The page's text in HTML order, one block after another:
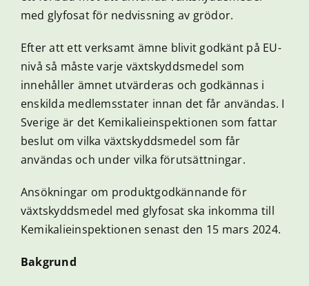
med glyfosat för nedvissning av grödor.
Efter att ett verksamt ämne blivit godkänt på EU-
nivå så måste varje växtskyddsmedel som
innehåller ämnet utvärderas och godkännas i
enskilda medlemsstater innan det får användas. I
Sverige är det Kemikalieinspektionen som fattar
beslut om vilka växtskyddsmedel som får
användas och under vilka förutsättningar.
Ansökningar om produktgodkännande för
växtskyddsmedel med glyfosat ska inkomma till
Kemikalieinspektionen senast den 15 mars 2024.
Bakgrund